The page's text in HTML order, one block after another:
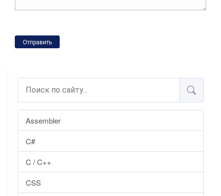
Assembler
C#
C / C++
CSS
Отправить